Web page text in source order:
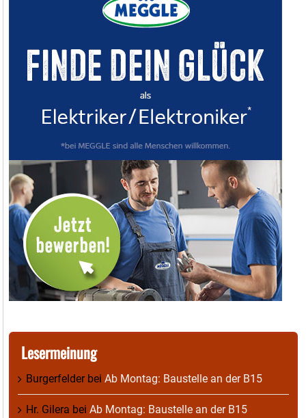
Lesermeinung
Burgerfelderbei Ab Montag: Baustelle an der B15
Hr. Gilera bei Ab Montag: Baustelle an der B15